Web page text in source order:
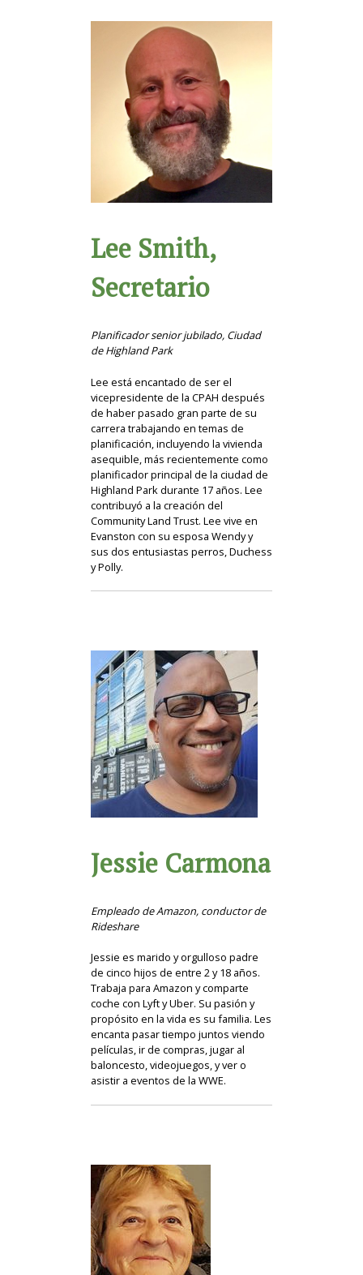
Lee Smith,
Secretario
Planificador senior jubilado, Ciudad
de Highland Park
Lee está encantado de ser el
vicepresidente de la CPAH después
de haber pasado gran parte de su
carrera trabajando en temas de
planificación, incluyendo la vivienda
asequible, más recientemente como
planificador principal de la ciudad de
Highland Park durante 17 años. Lee
contribuyó a la creación del
Community Land Trust. Lee vive en
Evanston con su esposa Wendy y
sus dos entusiastas perros, Duchess
y Polly.
Jessie Carmona
Empleado de Amazon, conductor de
Rideshare
Jessie es marido y orgulloso padre
de cinco hijos de entre 2 y 18 años.
Trabaja para Amazon y comparte
coche con Lyft y Uber. Su pasión y
propósito en la vida es su familia. Les
encanta pasar tiempo juntos viendo
películas, ir de compras, jugar al
baloncesto, videojuegos, y ver o
asistir a eventos de la WWE.